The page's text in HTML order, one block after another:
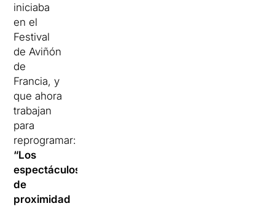
iniciaba
en el
Festival
de Aviñón
de
Francia, y
que ahora
trabajan
para
reprogramar:
“Los
espectáculos
de
proximidad